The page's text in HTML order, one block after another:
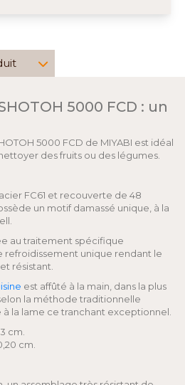
5000 FCD : un
5000 FCD de MIYABI est idéal
des fruits ou des légumes.
FC61 et recouverte de 48
un motif damassé unique, à la
au traitement spécifique
refroidissement unique rendant le
résistant.
est affûté à la main, dans la plus
la méthode traditionnelle
à la lame ce tranchant exceptionnel.
cm.
cm.